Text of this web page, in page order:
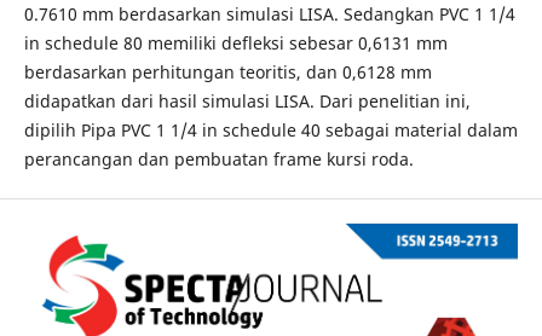
0.7610 mm berdasarkan simulasi LISA. Sedangkan PVC 1 1/4
in schedule 80 memiliki defleksi sebesar 0,6131 mm
berdasarkan perhitungan teoritis, dan 0,6128 mm
didapatkan dari hasil simulasi LISA. Dari penelitian ini,
dipilih Pipa PVC 1 1/4 in schedule 40 sebagai material dalam
perancangan dan pembuatan frame kursi roda.